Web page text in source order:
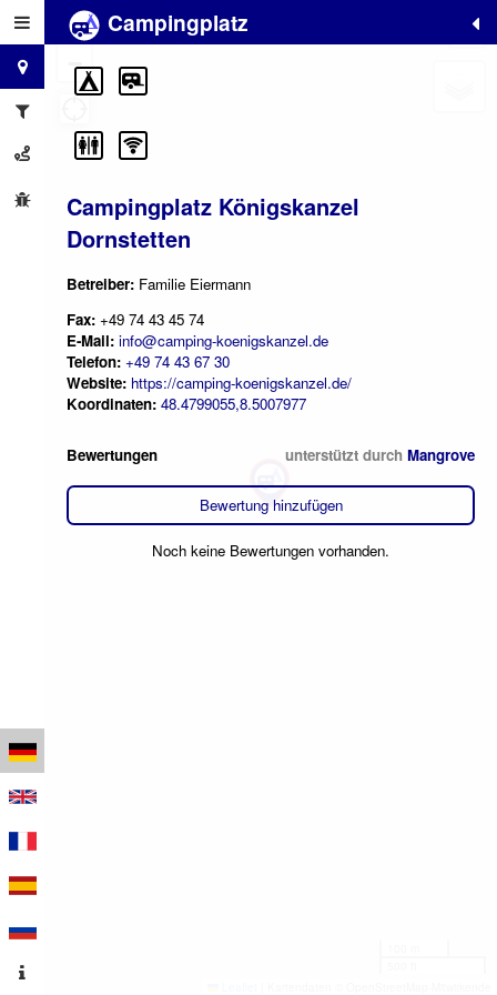
Campingplatz
Campingplatz Königskanzel
Dornstetten
Betreiber: Familie Eiermann
Fax: +49 74 43 45 74
E-Mail: info@camping-koenigskanzel.de
Telefon: +49 74 43 67 30
Website: https://camping-koenigskanzel.de/
Koordinaten: 48.4799055,8.5007977
Bewertungen unterstützt durch Mangrove
Bewertung hinzufügen
Noch keine Bewertungen vorhanden.
+
−